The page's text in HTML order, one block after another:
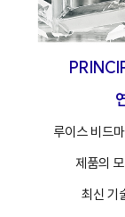
루이스 비드
제품의
최신 기